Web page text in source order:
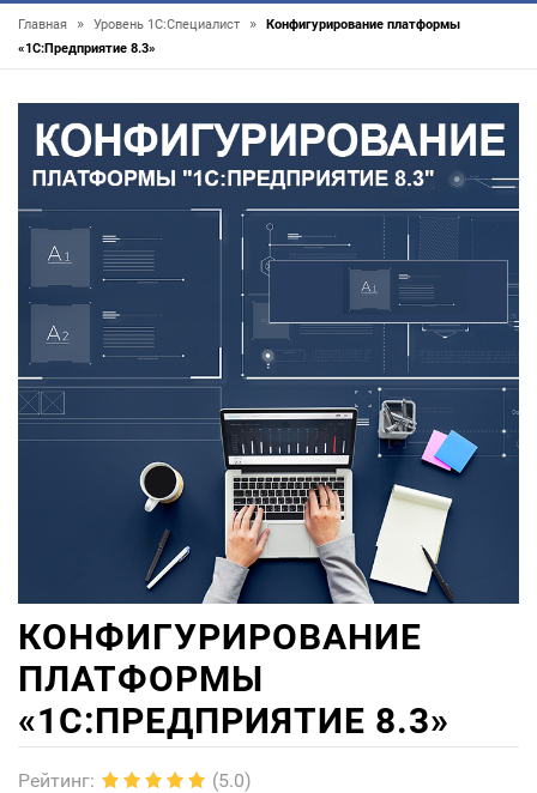
Главная » Уровень 1С:Специалист »
Конфигурирование платформы
«1С:Предприятие 8.3»
КОНФИГУРИРОВАНИЕ
ПЛАТФОРМЫ
«1С:ПРЕДПРИЯТИЕ 8.3»
Рейтинг: (5.0)